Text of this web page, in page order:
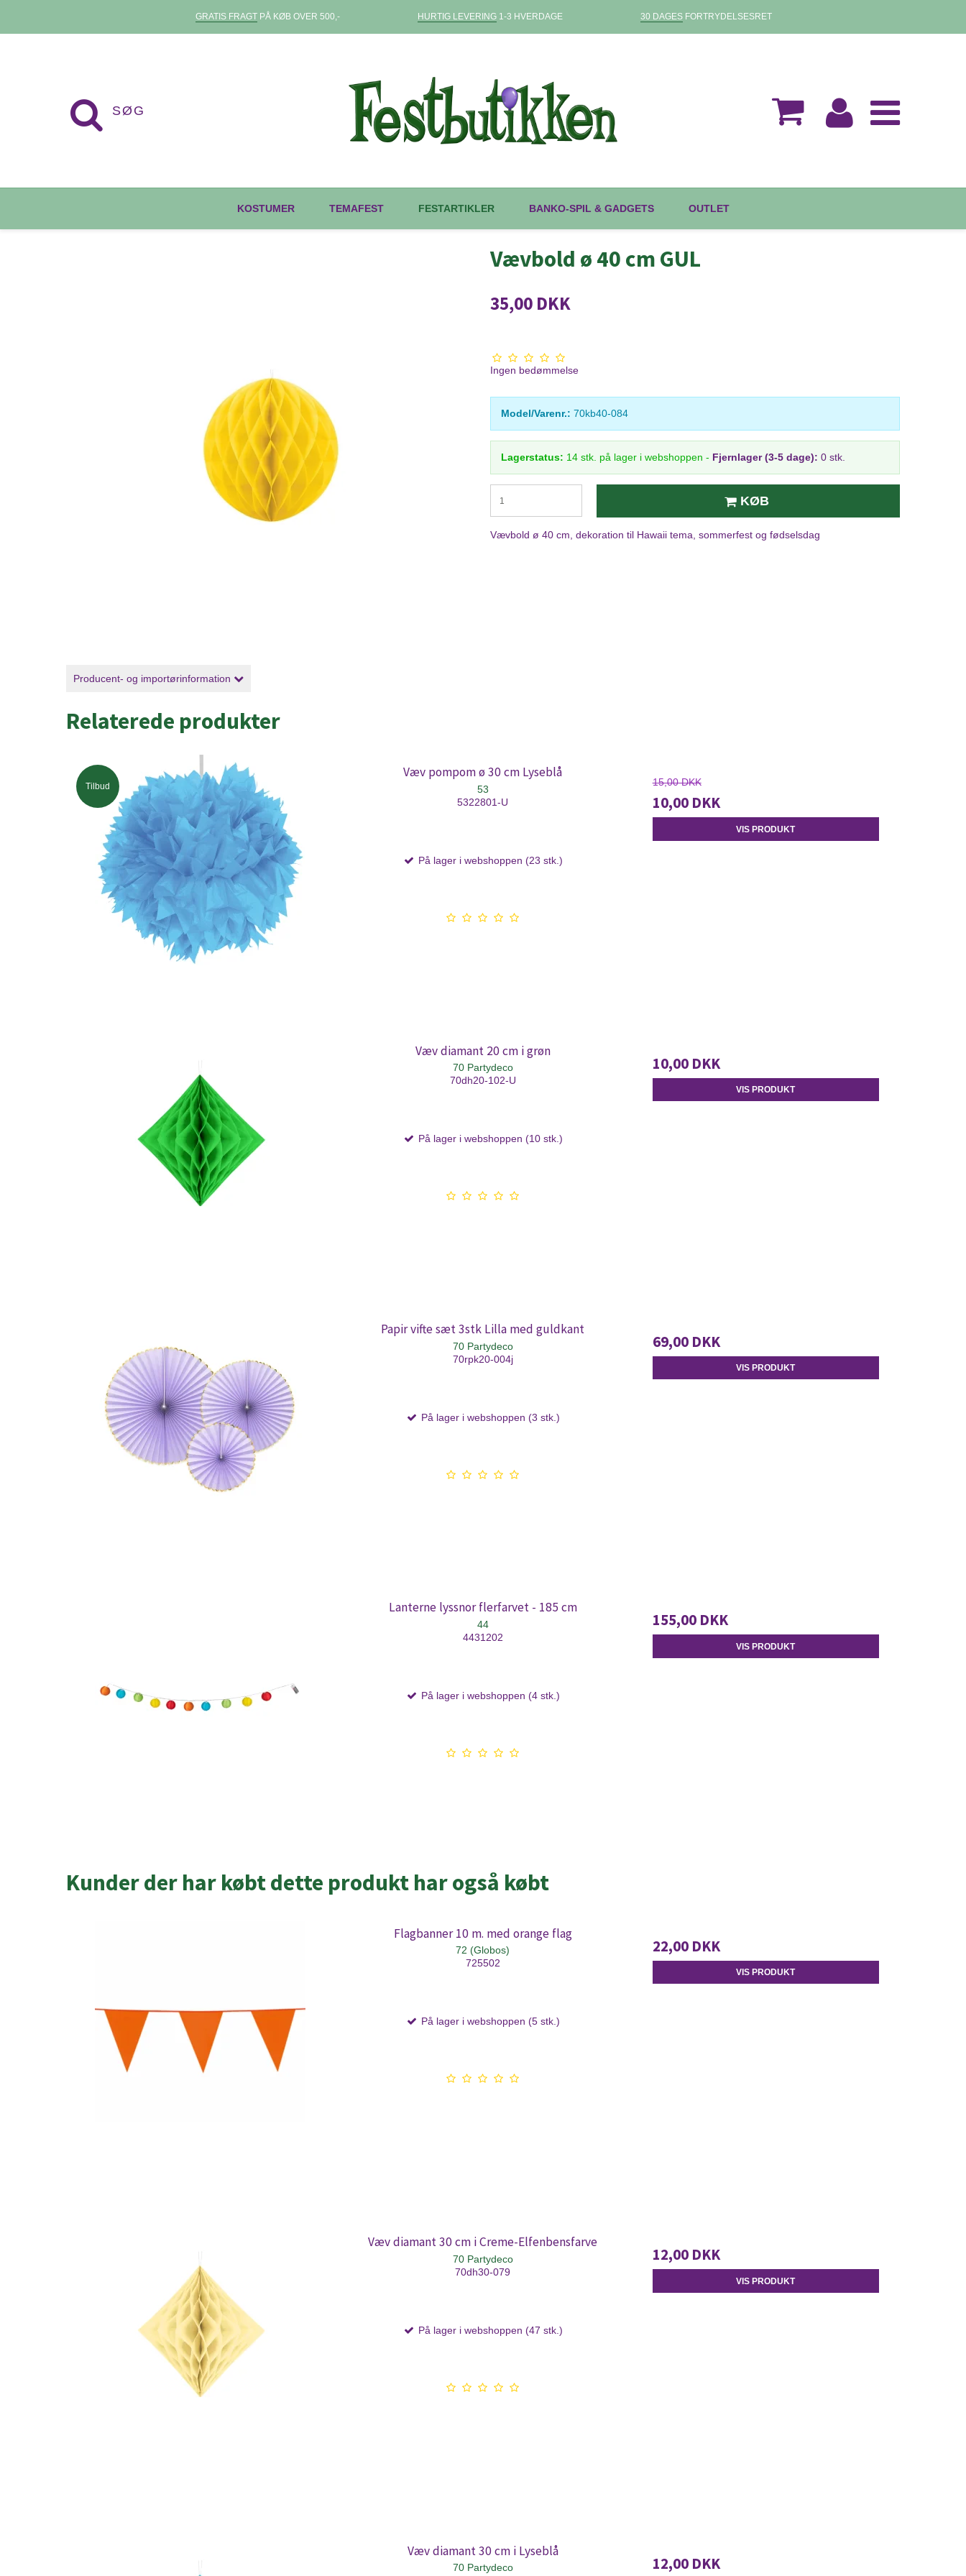
GRATIS FRAGTPÅ KØB OVER 500,- HURTIG LEVERING1-3 HVERDAGE 30 DAGESFORTRYDELSESRET
KOSTUMER TEMAFEST FESTARTIKLER BANKO-SPIL & GADGETS OUTLET
Producent- og importørinformation
Vævbold ø 40 cm GUL
35,00 DKK
Ingen bedømmelse
Model/Varenr.: 70kb40-084
Lagerstatus: 14 stk. på lager i webshoppen - Fjernlager (3-5 dage): 0 stk.
KØB
Vævbold ø 40 cm, dekoration til Hawaii tema, sommerfest og fødselsdag
Relaterede produkter
Tilbud
Væv pompom ø 30 cm Lyseblå
53
5322801-U
På lager i webshoppen (23 stk.)
15,00 DKK
10,00 DKK
VIS PRODUKT
Væv diamant 20 cm i grøn
70 Partydeco
70dh20-102-U
På lager i webshoppen (10 stk.)
10,00 DKK
VIS PRODUKT
Papir vifte sæt 3stk Lilla med guldkant
70 Partydeco
70rpk20-004j
På lager i webshoppen (3 stk.)
69,00 DKK
VIS PRODUKT
Lanterne lyssnor flerfarvet - 185 cm
44
4431202
På lager i webshoppen (4 stk.)
155,00 DKK
VIS PRODUKT
Kunder der har købt dette produkt har også købt
Flagbanner 10 m. med orange flag
72 (Globos)
725502
På lager i webshoppen (5 stk.)
22,00 DKK
VIS PRODUKT
Væv diamant 30 cm i Creme-Elfenbensfarve
70 Partydeco
70dh30-079
På lager i webshoppen (47 stk.)
12,00 DKK
VIS PRODUKT
Væv diamant 30 cm i Lyseblå
70 Partydeco
12,00 DKK